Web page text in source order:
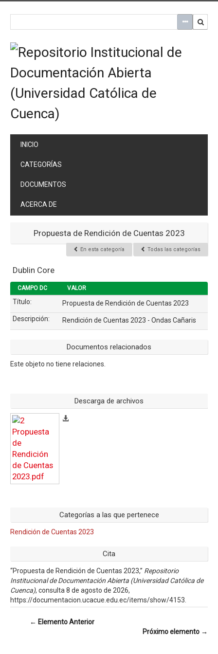
INICIO
CATEGORÍAS
DOCUMENTOS
ACERCA DE
Propuesta de Rendición de Cuentas 2023
En esta categoría Todas las categorías
Dublin Core
CAMPO DC VALOR
Título:
Propuesta de Rendición de Cuentas 2023
Descripción:
Rendición de Cuentas 2023 - Ondas Cañaris
Documentos relacionados
Este objeto no tiene relaciones.
Descarga de archivos
Categorías a las que pertenece
Rendición de Cuentas 2023
Cita
“Propuesta de Rendición de Cuentas 2023,” Repositorio
Institucional de Documentación Abierta (Universidad Católica de
Cuenca), consulta 8 de agosto de 2026,
https://documentacion.ucacue.edu.ec/items/show/4153
← Elemento Anterior
Próximo elemento →